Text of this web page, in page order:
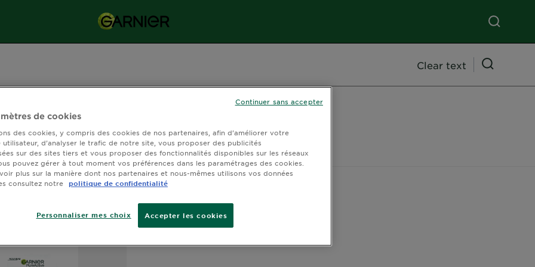
Clear text
Produits (2) Outils et conseils (12)
de cookies
des cookies, y compris des cookies de nos partenaires, afin d’améliorer votre
utilisateur, d’analyser le trafic de notre site, vous proposer des publicités
sur des sites tiers et vous proposer des fonctionnalités disponibles sur les réseaux
pouvez gérer à tout moment vos préférences dans les paramétrages des cookies.
plus sur la manière dont nos partenaires et nous-mêmes utilisons vos données
consultez notre
politique de confidentialité
Accepter les cookies
Personnaliser mes choix
Continuer sans accepter